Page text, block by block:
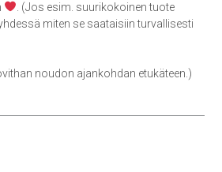
. (Jos esim. suurikokoinen tuote
miten se saataisiin turvallisesti
noudon ajankohdan etukäteen.)